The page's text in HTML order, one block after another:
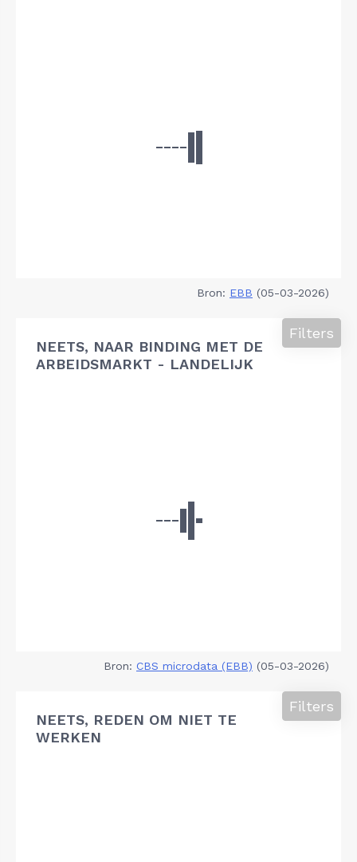
Bron: EBB (05-03-2026)
NEETS, NAAR BINDING MET DE
ARBEIDSMARKT - LANDELIJK
Filters
Bron: CBS microdata (EBB) (05-03-2026)
NEETS, REDEN OM NIET TE
WERKEN
Filters